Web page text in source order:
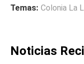
Temas: Colonia La
Noticias